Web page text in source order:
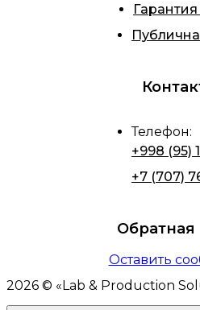
Телефон:
+998 (95)
+7 (707)
Обратная
Оставить
2026 © « Lab & Production